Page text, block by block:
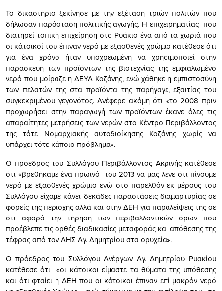
Το δικαστήριο ξεκίνησε με την εξέταση τριών πολιτών που
δήλωσαν παράσταση πολιτικής αγωγής. Η επιχειρηματίας που
διατηρεί τοπική επιχείρηση στο Ρυάκιο ένα από τα χωριά που
οι κάτοικοί του έπιναν νερό με εξασθενές χρώμιο κατέθεσε ότι
για ένα χρόνο ήταν υποχρεωμένη να χρησιμοποιεί στην
παρασκευή των προϊόντων της βιοτεχνίας της εμφιαλωμένο
νερό που μοίραζε η ΔΕΥΑ Κοζάνης, ενώ χάθηκε η εμπιστοσύνη
των πελατών της στα προϊόντα της παρήγαγε, εξαιτίας του
συγκεκριμένου γεγονότος. Ανέφερε ακόμη ότι «το 2008 πριν
προχωρήσει στην παραγωγή των προϊόντων έκανε όλες τις
απαραίτητες μετρήσεις των νερών στο Κέντρο Περιβάλλοντος
της τότε Νομαρχιακής αυτοδιοίκησης Κοζάνης χωρίς να
υπάρχει τότε κάποιο πρόβλημα».
Ο πρόεδρος του Συλλόγου Περιβάλλοντος Ακρινής κατέθεσε
ότι «βρεθήκαμε ένα πρωινό του 2013 να μας λένε ότι πίνουμε
νερό με εξασθενές χρώμιο ενώ στο παρελθόν εκ μέρους του
Συλλόγου είχαμε κάνει δεκάδες παραστάσεις διαμαρτυρίας σε
φορείς της περιοχής αλλά και στην ΔΕΗ για παραλείψεις της σε
ότι αφορά την τήρηση των περιβαλλοντικών όρων που
προέβλεπε τις ορθές διαδικασίες μεταφοράς και απόθεσης της
τέφρας από τον ΑΗΣ Αγ. Δημητρίου στα ορυχεία».
Ο πρόεδρος του Συλλόγου Ανέργων Αγ. Δημητρίου Ρυακίου
κατέθεσε ότι «οι κάτοικοι είμαστε τα θύματα της υπόθεσης
και ότι φταίει η ΔΕΗ που οι κάτοικοι έπιναν επί μακρόν νερό